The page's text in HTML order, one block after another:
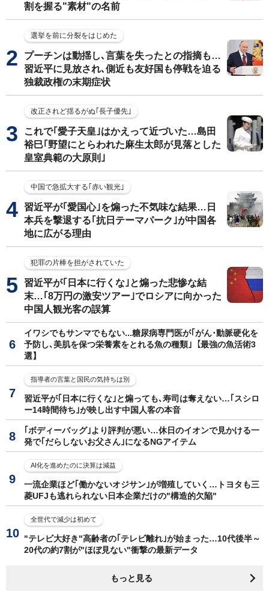
割を握る"素材"の名前
選挙を前に分裂をはじめた
プーチンは動揺し､言葉を失ったとの指摘も…
習近平に見放され､側近も友好国も停戦を迫る
独裁政権の末期症状
改正されど揺るがぬ｢長子優先｣
これで｢愛子天皇｣はかえって近づいた…島田
裕巳｢野望にとらわれた麻生太郎が見落とした
皇室典範の大原則｣
中国で急拡大する｢赤い観光｣
習近平が｢愛国心｣を煽った不気味な結果…日
本兵を撃退する｢抗日テーマパーク｣が中国各
地に広がる理由
犯罪の片棒を担がされていた
習近平が｢日本に行くな｣と煽った悲惨な結
末…｢8万円の激安ツアー｣でロシアに向かった
中国人観光客の誤算
イワシでもサンマでもない...糖尿病専門医が｢がん･動脈硬化を
予防し､美肌を保つ栄養素をとれる魚の種類｣【最強の魚活術3
選】
指導者の言葉と国民の気持ちは別
習近平が｢日本に行くな｣と煽っても､寿司は奪えない…｢スシロ
ー14時間待ち｣が映し出す中国人客の本音
｢ボディーバッグ｣より評判が悪い…休日のイオンで見かける一
発で｢だらしないお父さん｣になるNGアイテム
AI化を進めたのに決算は減益
一流企業ほど｢働かないオジサン｣が増殖していく…トヨタも三
菱UFJも逃れられない日本企業だけの"構造的欠陥"
全世代で減少は初めて
"テレビ大好き"高齢者の｢テレビ離れ｣が始まった…10代後半～
20代の約7割が"ほぼ見ない"衝撃の最新データ
もっと見る